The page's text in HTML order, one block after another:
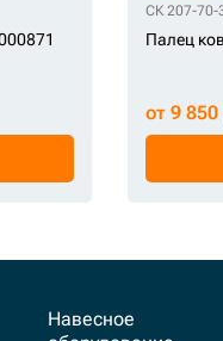
СК 207-70-
Палец
от 9 850
Навесное